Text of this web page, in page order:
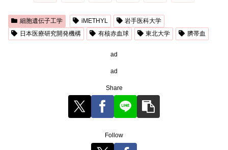
細胞遺伝子工学 iMETHYL
岩手医科大学
日本医療研究開発機構
有核赤血球 東北大学 臍帯血
ad
ad
Share
Follow